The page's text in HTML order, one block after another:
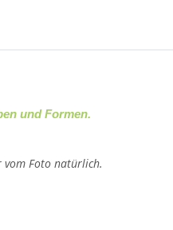
und Formen.
vom Foto natürlich.